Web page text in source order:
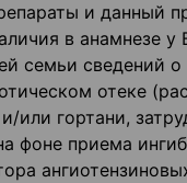
и данный
в анамнезе у
семьи сведений о
отеке
или гортани,
фоне приема